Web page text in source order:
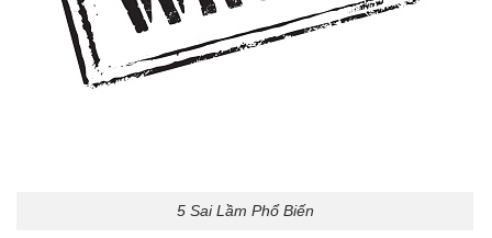
5 Sai Lầm Phổ Biến